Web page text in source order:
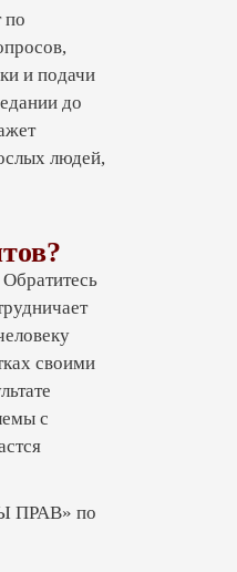
в
по
и подачи
до
людей,
своими
с
ПРАВ» по